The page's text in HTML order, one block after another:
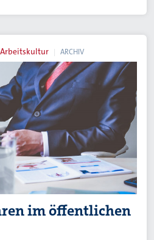
ARCHIV
im öffentlichen